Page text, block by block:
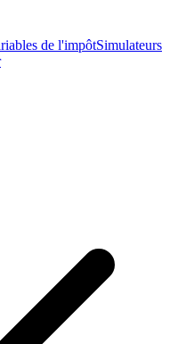
de l'impôtSimulateurs